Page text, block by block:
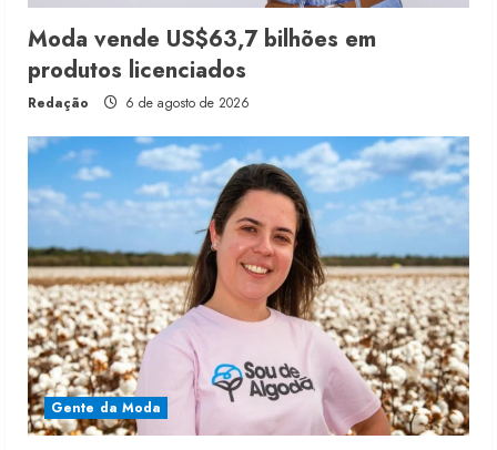
Moda vende US$63,7 bilhões em
produtos licenciados
Redação 6 de agosto de 2026
Gente da Moda